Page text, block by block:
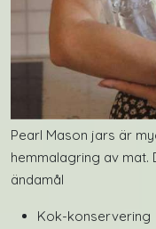
Pearl Mason jars är
hemmalagring av mat.
ändamål
Kok-konservering